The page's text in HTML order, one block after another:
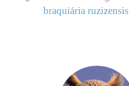
braquiária ruzizensis